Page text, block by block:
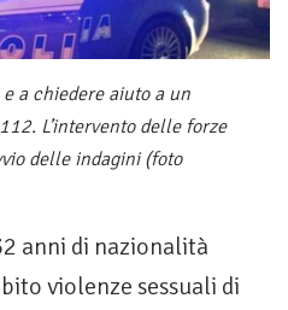
a chiedere aiuto a un
L’intervento delle forze
delle indagini (foto
anni di nazionalità
violenze sessuali di